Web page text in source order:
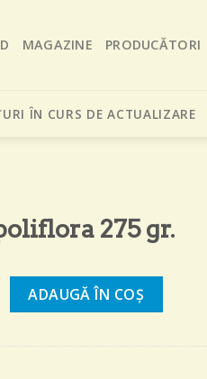
MAGAZINE PRODUCĂTORI
ÎN CURS DE ACTUALIZARE
275 gr.
poliflora 275 gr.
ADAUGĂ ÎN COȘ